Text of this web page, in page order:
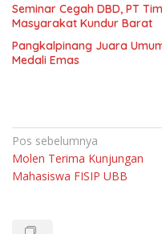
Seminar Cegah DBD, PT
Masyarakat Kundur Barat
Pangkalpinang Juara
Medali Emas
Navigasi
pos
Pos sebelumnya
Molen Terima Kunjungan
Mahasiswa FISIP UBB